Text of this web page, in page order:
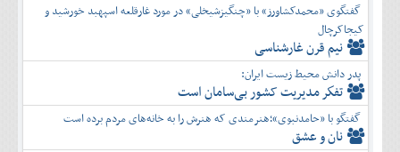
گفتگوی «محمدکشاورز» با «چنگیزشیخلی» در مورد غارقلعه اسپهبد خورشید و
کیجاکرچال
نیم قرن غارشناسی
پدر دانش محیط زیست ایران:
تفكر مديريت کشور بی‌سامان است
گفتگو با «حامدنبوی»؛هنرمندی که هنرش را به خانه‌های مردم برده است
نان و عشق